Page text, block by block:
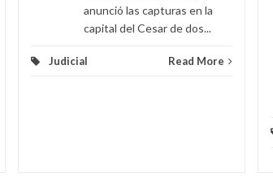
anunció las capturas en la
capital del Cesar de dos...
Judicial Read More